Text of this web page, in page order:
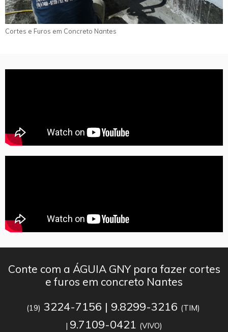
Cortes e Furos em Concreto Nantes
Conte com a ÁGUIA GNY para fazer cortes
e furos em concreto Nantes
(19) 3224-7156 | 9.8299-3216 (TIM)
| 9.7109-0421 (VIVO)